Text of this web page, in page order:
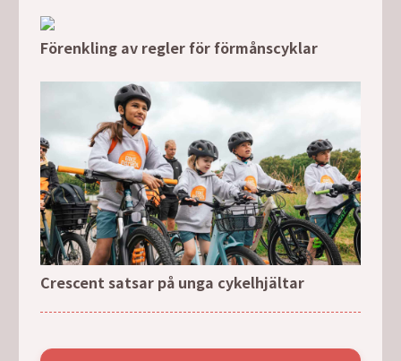
Förenkling av regler för förmånscyklar
Crescent satsar på unga cykelhjältar